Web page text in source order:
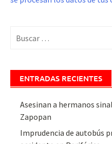
ENTRADAS RECIENTES
Asesinan a hermanos
Zapopan
Imprudencia de autobús